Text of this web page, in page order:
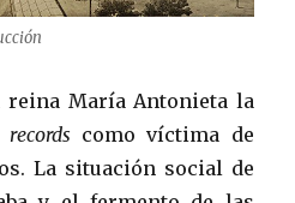
reina María Antonieta la
records como víctima de
La situación social de